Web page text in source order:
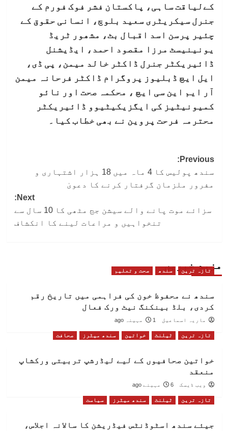
کےلیاقت ساہی، پاکستان فشر فوک فورم کے
جنرل سیکریٹری سعید بلوچ، انسانی حقوق کے
چئیر پرسن اسد اقبال بٹ، مشھور ٹریڈ
یونینیسٹ مرزا مقصود احمد، ایڈیشنل
ڈائیریکٹر جنرل ڈاکٹر خالد میمن، پی ڈی،
ایل ایچ ڈبلیوز پروگرام ڈاکٹر فرحانہ میمن
آر ایم این سی ایچ ، محکمہ صحت اور نائو
کمیونیٹیز کی ایگزیکیٹیوو ڈائیریکٹر
محترمہ فرحت پروین نے بھی خطاب کیا۔
Post
navigation
Previous:
سندھ پولیس کا 4 ماہ میں 18 ہزار اشتہاری و
مفرور ملزمان گرفتار کرنے کا دعویٰ
Next:
سزائے موت پانے والے سیشن جج مٹھی کا 10 سال سے
تنخواہیں و مراعات لینے کا انکشاف
مزید خبریں
تازہ ترین سندھ صحت و تعلیم
سندھ نے محفوظ خون کی فراہمی میں تاریخ رقم
کردی، بلڈ بینکنگ نیٹ ورک فعال
ماریہ اسماعیل 1 مہینہ ago
تازہ ترین ٹیلنٹ خواتین سندھ میٹرز صحافت
خواتین صحافیوں کے لیے لیڈرشپ تربیتی ورکشاپ
منعقد
ویب ڈیسک 6 مہینے ago
تازہ ترین ٹیلنٹ سندھ میٹرز سیاست
جیئے سندھ اسٹوڈنٹس فیڈریشن کا سالانہ اجلاس،